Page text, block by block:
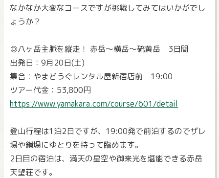
なかなか大変なコースですが挑戦してみてはいかがでし
ょうか？
◎八ヶ岳主脈を縦走！ 赤岳～横岳～硫黄岳 3日間
出発日：9月20日(土)
集合：やまどうぐレンタル屋新宿店前 19:00
ツアー代金：53,800円
https://www.yamakara.com/course/601/detail
登山行程は1泊2日ですが、19:00発で前泊するのでザレ
場や鎖場にゆとりを持って臨めます。
2日目の宿泊は、満天の星空や御来光を堪能できる赤岳
天望荘です。